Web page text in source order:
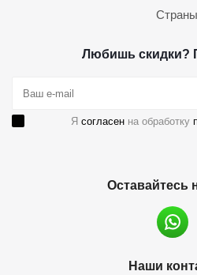
Страны
Любишь скидки?
Я согласен на обработку
Оставайтесь
Наши